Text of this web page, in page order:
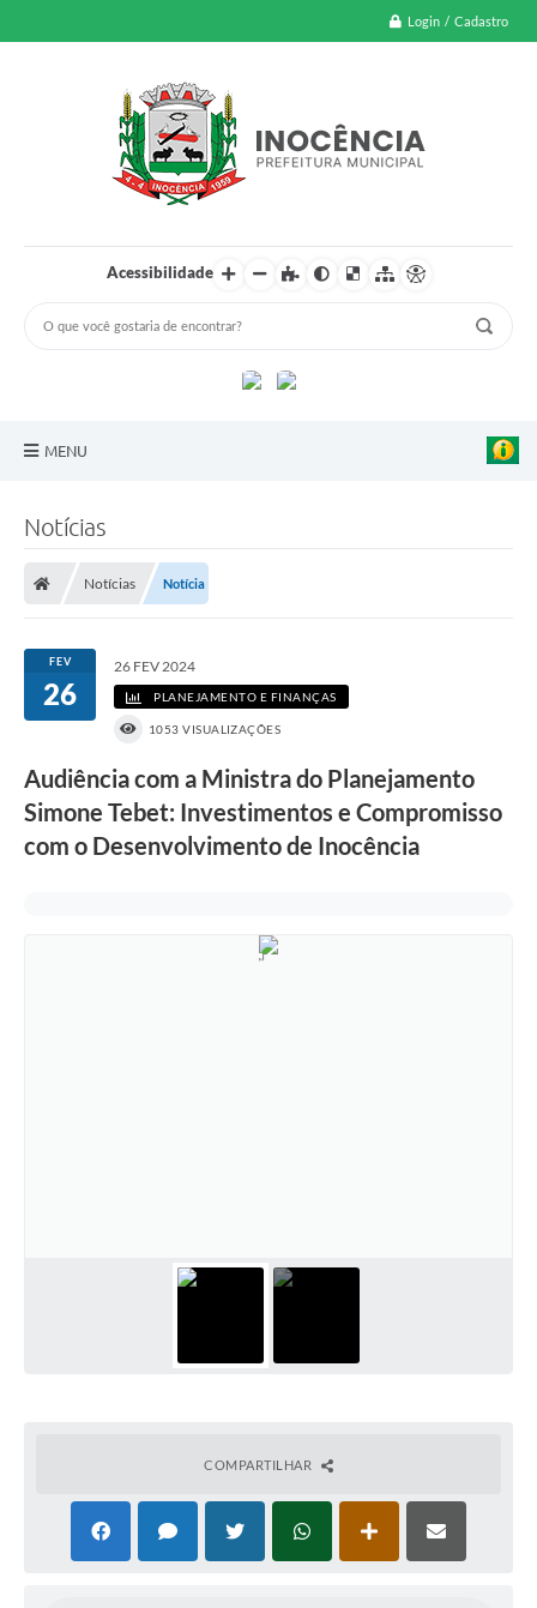
Login / Cadastro
Acessibilidade
MENU
Transparência Pública
Notícias
Legislação
Renuncia de Receita
Galeria de Fotos
Perguntas e respostas frequentes
Notícias
Notícias Notícia
FEV
26
26 FEV 2024
PLANEJAMENTO E FINANÇAS
1053 VISUALIZAÇÕES
Audiência com a Ministra do Planejamento
Simone Tebet: Investimentos e Compromisso
com o Desenvolvimento de Inocência
COMPARTILHAR